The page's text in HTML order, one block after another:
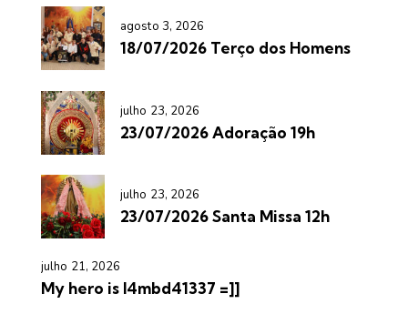
agosto 3, 2026
18/07/2026 Terço dos Homens
julho 23, 2026
23/07/2026 Adoração 19h
julho 23, 2026
23/07/2026 Santa Missa 12h
julho 21, 2026
My hero is l4mbd41337 =]]